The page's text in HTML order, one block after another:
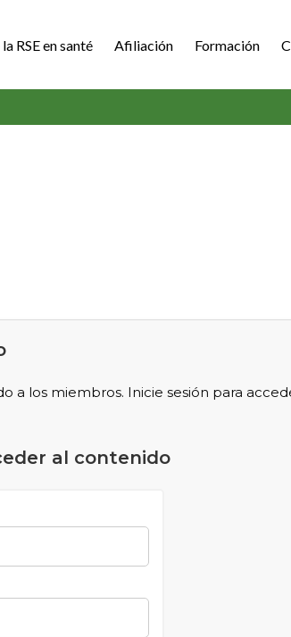
RSE en santé Afiliación Formación
a los miembros. Inicie sesión para
al contenido